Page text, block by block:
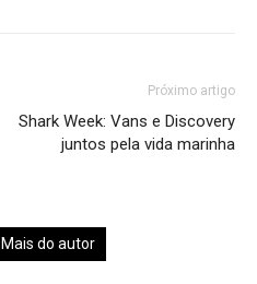
Próximo artigo
Shark Week: Vans e Discovery
juntos pela vida marinha
Mais do autor